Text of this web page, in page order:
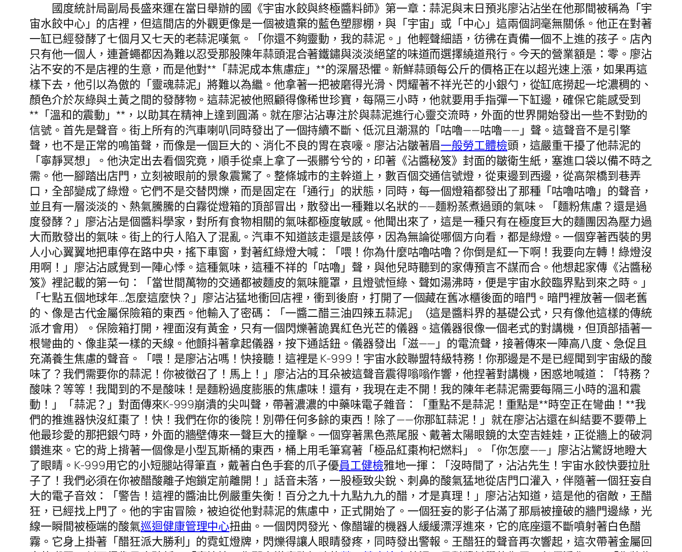
國度統計局副局長盛來運在當日舉辦的國《宇宙水餃與終極醬料師》第一章：蒜泥與末日預兆廖沾沾坐在他那間被稱為「宇
宙水餃中心」的店裡，但這間店的外觀更像是一個被遺棄的藍色塑膠棚，與「宇宙」或「中心」這兩個詞毫無關係。他正在對著
一缸已經發酵了七個月又七天的老蒜泥嘆氣。「你還不夠靈動，我的蒜泥。」他輕聲細語，彷彿在責備一個不上進的孩子。店內
只有他一個人，連蒼蠅都因為難以忍受那股陳年蒜頭混合著鐵鏽與淡淡絕望的味道而選擇繞道飛行。今天的營業額是：零。廖沾
沾不安的不是店裡的生意，而是他對**「蒜泥成本焦慮症」**的深層恐懼。新鮮蒜頭每公斤的價格正在以超光速上漲，如果再這
樣下去，他引以為傲的「靈魂蒜泥」將難以為繼。他拿著一把被磨得光滑、閃耀著不祥光芒的小銀勺，從缸底撈起一坨濃稠的、
顏色介於灰綠與土黃之間的發酵物。這蒜泥被他照顧得像稀世珍寶，每隔三小時，他就要用手指彈一下缸邊，確保它能感受到
**「溫和的震動」**，以助其在精神上達到圓滿。就在廖沾沾專注於與蒜泥進行心靈交流時，外面的世界開始發出一些不對勁的
信號。首先是聲音。街上所有的汽車喇叭同時發出了一個持續不斷、低沉且潮濕的「咕嚕——咕嚕——」聲。這聲音不是引擎
聲，也不是正常的鳴笛聲，而像是一個巨大的、消化不良的胃在哀嚎。廖沾沾皺著眉一般勞工體檢頭，這嚴重干擾了他蒜泥的
「寧靜冥想」。他決定出去看個究竟，順手從桌上拿了一張髒兮兮的，印著《沾醬秘笈》封面的皺衛生紙，塞進口袋以備不時之
需。他一腳踏出店門，立刻被眼前的景象震驚了。整條城市的主幹道上，數百個交通信號燈，從東邊到西邊，從高架橋到巷弄
口，全部變成了綠燈。它們不是交替閃爍，而是固定在「通行」的狀態，同時，每一個燈箱都發出了那種「咕嚕咕嚕」的聲音，
並且有一層淡淡的、熱氣騰騰的白霧從燈箱的頂部冒出，散發出一種難以名狀的——麵粉蒸煮過頭的氣味。「麵粉焦慮？還是過
度發酵？」廖沾沾是個醬料學家，對所有食物相關的氣味都極度敏感。他聞出來了，這是一種只有在極度巨大的麵團因為壓力過
大而散發出的氣味。街上的行人陷入了混亂。汽車不知道該走還是該停，因為無論從哪個方向看，都是綠燈。一個穿著西裝的男
人小心翼翼地把車停在路中央，搖下車窗，對著紅綠燈大喊：「喂！你為什麼咕嚕咕嚕？你倒是紅一下啊！我要向左轉！綠燈沒
用啊！」廖沾沾感覺到一陣心悸。這種氣味，這種不祥的「咕嚕」聲，與他兒時聽到的家傳預言不謀而合。他想起家傳《沾醬秘
笈》裡記載的第一句：「當世間萬物的交通都被麵皮的氣味籠罩，且燈號恒綠、聲如湯沸時，便是宇宙水餃臨界點到來之時。」
「七點五個地球年…怎麼這麼快？」廖沾沾猛地衝回店裡，衝到後廚，打開了一個藏在舊冰櫃後面的暗門。暗門裡放著一個老舊
的、像是古代金屬保險箱的東西。他輸入了密碼：「一醬二醋三油四辣五蒜泥」（這是醬料界的基礎公式，只有像他這樣的傳統
派才會用）。保險箱打開，裡面沒有黃金，只有一個閃爍著詭異紅色光芒的儀器。這儀器很像一個老式的對講機，但頂部插著一
根彎曲的、像韭菜一樣的天線。他顫抖著拿起儀器，按下通話鈕。儀器發出「滋——」的電流聲，接著傳來一陣高八度、急促且
充滿養生焦慮的聲音。「喂！是廖沾沾嗎！快接聽！這裡是 K-999！宇宙水餃聯盟特級特務！你那邊是不是已經聞到宇宙級的酸
味了？我們需要你的蒜泥！你被徵召了！馬上！」廖沾沾的耳朵被這聲音震得嗡嗡作響，他捏著對講機，困惑地喊道：「特務？
酸味？等等！我聞到的不是酸味！是麵粉過度膨脹的焦慮味！還有，我現在走不開！我的陳年老蒜泥需要每隔三小時的溫和震
動！」「蒜泥？」對面傳來K-999崩潰的尖叫聲，帶著濃濃的中藥味電子雜音：「重點不是蒜泥！重點是**時空正在彎曲！**我
們的推進器快沒紅棗了！快！我們在你的後院！別帶任何多餘的東西！除了——你那缸蒜泥！」就在廖沾沾還在糾結要不要帶上
他最珍愛的那把銀勺時，外面的牆壁傳來一聲巨大的撞擊。一個穿著黑色燕尾服、戴著太陽眼鏡的太空吉娃娃，正從牆上的破洞
鑽進來。它的背上揹著一個像是小型瓦斯桶的東西，桶上用毛筆寫著「極品紅棗枸杞燃料」。「你怎麼——」廖沾沾驚訝地瞪大
了眼睛。K-999用它的小短腿站得筆直，戴著白色手套的爪子優員工健檢雅地一揮：「沒時間了，沾沾先生！宇宙水餃快要拉肚
子了！我們必須在你被醋酸離子炮鎖定前離開！」話音未落，一股極致尖銳、刺鼻的酸氣猛地從店門口灌入，伴隨著一個狂妄自
大的電子音效：「警告！這裡的醬油比例嚴重失衡！百分之九十九點九九的醋，才是真理！」廖沾沾知道，這是他的宿敵，王醋
狂，已經找上門了。他的宇宙冒險，被迫從他對蒜泥的焦慮中，正式開始了。一個狂妄的影子佔滿了那扇被撞破的牆門邊緣，光
線一瞬間被極端的酸氣巡迴健康管理中心扭曲。一個閃閃發光、像醋罐的機器人緩緩漂浮進來，它的底座還不斷噴射著白色醋
霧。它身上掛著「醋狂派大勝利」的霓虹燈牌，閃爍得讓人眼睛發疼，同時發出警報。王醋狂的聲音再次響起，這次帶著金屬回